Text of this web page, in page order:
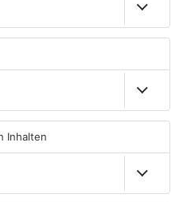
Aschaffenburg und
Miltenberg früher abgeholt
07.08.2026, 09:25 UHR IN